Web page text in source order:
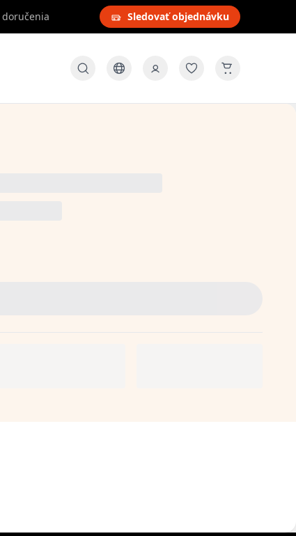
doručenia Sledovať objednávku